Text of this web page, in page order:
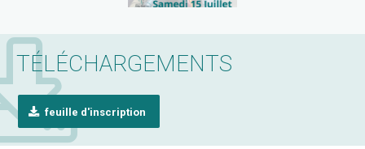
TÉLÉCHARGEMENTS
feuille d'inscription